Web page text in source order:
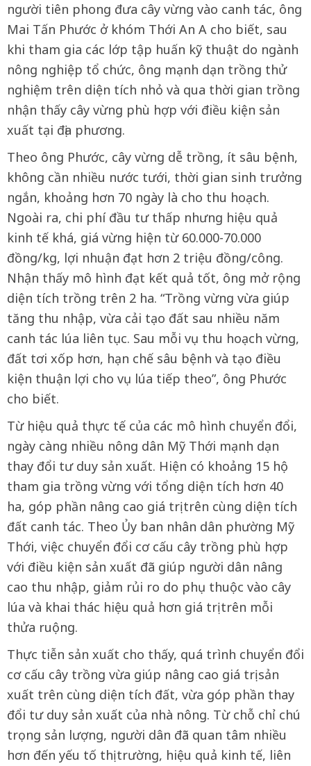
người tiên phong đưa cây vừng vào canh tác, ông
Mai Tấn Phước ở khóm Thới An A cho biết, sau
khi tham gia các lớp tập huấn kỹ thuật do ngành
nông nghiệp tổ chức, ông mạnh dạn trồng thử
nghiệm trên diện tích nhỏ và qua thời gian trồng
nhận thấy cây vừng phù hợp với điều kiện sản
xuất tại địa phương.
Theo ông Phước, cây vừng dễ trồng, ít sâu bệnh,
không cần nhiều nước tưới, thời gian sinh trưởng
ngắn, khoảng hơn 70 ngày là cho thu hoạch.
Ngoài ra, chi phí đầu tư thấp nhưng hiệu quả
kinh tế khá, giá vừng hiện từ 60.000-70.000
đồng/kg, lợi nhuận đạt hơn 2 triệu đồng/công.
Nhận thấy mô hình đạt kết quả tốt, ông mở rộng
diện tích trồng trên 2 ha. “Trồng vừng vừa giúp
tăng thu nhập, vừa cải tạo đất sau nhiều năm
canh tác lúa liên tục. Sau mỗi vụ thu hoạch vừng,
đất tơi xốp hơn, hạn chế sâu bệnh và tạo điều
kiện thuận lợi cho vụ lúa tiếp theo”, ông Phước
cho biết.
Từ hiệu quả thực tế của các mô hình chuyển đổi,
ngày càng nhiều nông dân Mỹ Thới mạnh dạn
thay đổi tư duy sản xuất. Hiện có khoảng 15 hộ
tham gia trồng vừng với tổng diện tích hơn 40
ha, góp phần nâng cao giá trị trên cùng diện tích
đất canh tác. Theo Ủy ban nhân dân phường Mỹ
Thới, việc chuyển đổi cơ cấu cây trồng phù hợp
với điều kiện sản xuất đã giúp người dân nâng
cao thu nhập, giảm rủi ro do phụ thuộc vào cây
lúa và khai thác hiệu quả hơn giá trị trên mỗi
thửa ruộng.
Thực tiễn sản xuất cho thấy, quá trình chuyển đổi
cơ cấu cây trồng vừa giúp nâng cao giá trị sản
xuất trên cùng diện tích đất, vừa góp phần thay
đổi tư duy sản xuất của nhà nông. Từ chỗ chỉ chú
trọng sản lượng, người dân đã quan tâm nhiều
hơn đến yếu tố thị trường, hiệu quả kinh tế, liên